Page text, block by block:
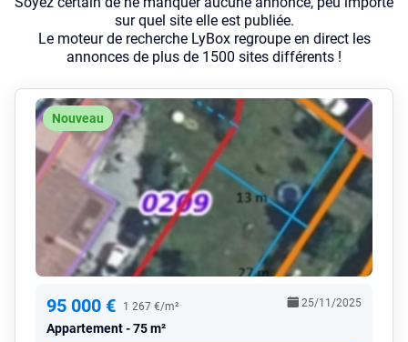
sur quel site elle est publiée.
Le moteur de recherche LyBox regroupe en direct les
annonces de plus de 1500 sites différents !
Nouveau
95 000 € 1 267 €/m²
Appartement 75 m²
25/11/2025